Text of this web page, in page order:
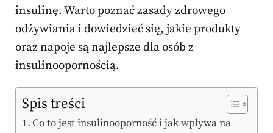
insulinę. Warto poznać zasady zdrowego
odżywiania i dowiedzieć się, jakie produkty
oraz napoje są najlepsze dla osób z
insulinoopornością.
Spis treści
Co to jest insulinooporność i jak wpływa na